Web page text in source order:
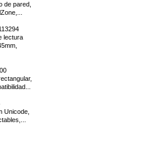
de pared,
lectura
Unicode,